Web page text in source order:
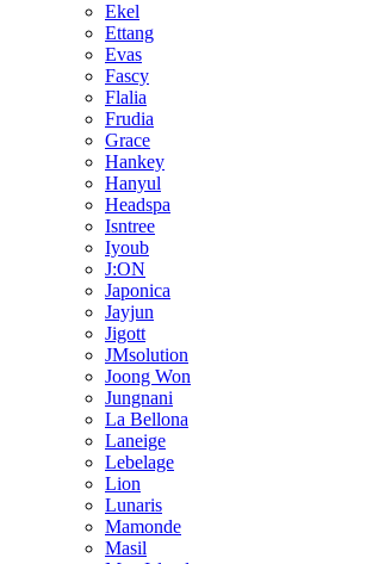
Ekel
Ettang
Evas
Fascy
Flalia
Frudia
Grace
Hankey
Hanyul
Headspa
Isntree
Iyoub
J:ON
Japonica
Jayjun
Jigott
JMsolution
Joong Won
Jungnani
La Bellona
Laneige
Lebelage
Lion
Lunaris
Mamonde
Masil